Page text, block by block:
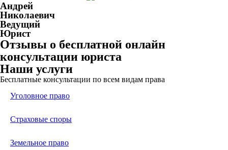
Андрей
Николаевич
Ведущий
Юрист
Отзывы о бесплатной онлайн
консультации юриста
Наши услуги
Бесплатные консультации по всем видам права
Уголовное право
Страховые споры
Земельное право